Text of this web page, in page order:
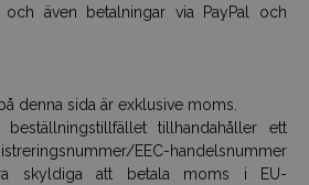
även betalningar via PayPal och
denna sida är exklusive moms.
tillhandahåller ett
EEC-handelsnummer
skyldiga att betala moms i EU-